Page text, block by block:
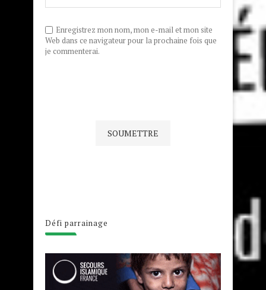
Enregistrez mon nom, mon e-mail et mon site
Web dans ce navigateur pour la prochaine fois que
je commenterai.
Défi parrainage